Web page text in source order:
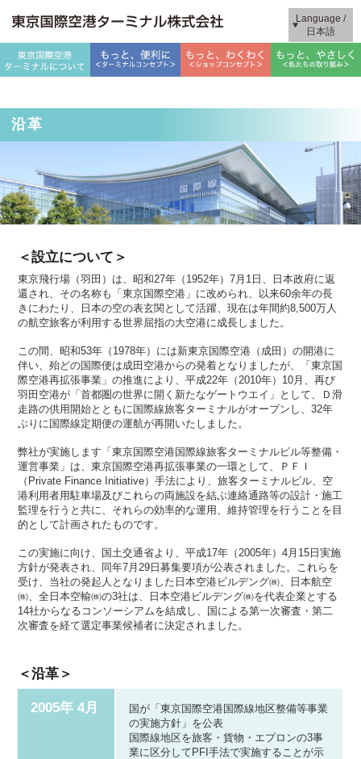
Language /
日本語
沿革
＜設立について＞
東京飛行場（羽田）は、昭和27年（1952年）7月1日、日本政府に返
還され、その名称も「東京国際空港」に改められ、以来60余年の長
きにわたり、日本の空の表玄関として活躍、現在は年間約8,500万人
の航空旅客が利用する世界屈指の大空港に成長しました。
この間、昭和53年（1978年）には新東京国際空港（成田）の開港に
伴い、殆どの国際便は成田空港からの発着となりましたが、「東京国
際空港再拡張事業」の推進により、平成22年（2010年）10月、再び
羽田空港が「首都圏の世界に開く新たなゲートウエイ」として、Ｄ滑
走路の供用開始とともに国際線旅客ターミナルがオープンし、32年
ぶりに国際線定期便の運航が再開いたしました。
弊社が実施します「東京国際空港国際線旅客ターミナルビル等整備・
運営事業」は、東京国際空港再拡張事業の一環として、ＰＦＩ
（Private Finance Initiative）手法により、旅客ターミナルビル、空
港利用者用駐車場及びこれらの両施設を結ぶ連絡通路等の設計・施工
監理を行うと共に、それらの効率的な運用、維持管理を行うことを目
的として計画されたものです。
この実施に向け、国土交通省より、平成17年（2005年）4月15日実施
方針が発表され、同年7月29日募集要項が公表されました。これらを
受け、当社の発起人となりました日本空港ビルデング㈱、日本航空
㈱、全日本空輸㈱の3社は、日本空港ビルデング㈱を代表企業とする
14社からなるコンソーシアムを結成し、国による第一次審査・第二
次審査を経て選定事業候補者に決定されました。
＜沿革＞
2005年 4月
国が「東京国際空港国際線地区整備等事業
の実施方針」を公表
国際線地区を旅客・貨物・エプロンの3事
業に区分してPFI手法で実施することが示